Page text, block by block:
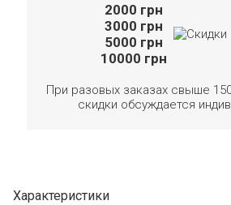
2000 грн
3000 грн
5000 грн
10000 грн
При разовых заказах свыше
скидки обсуждается
Характеристики